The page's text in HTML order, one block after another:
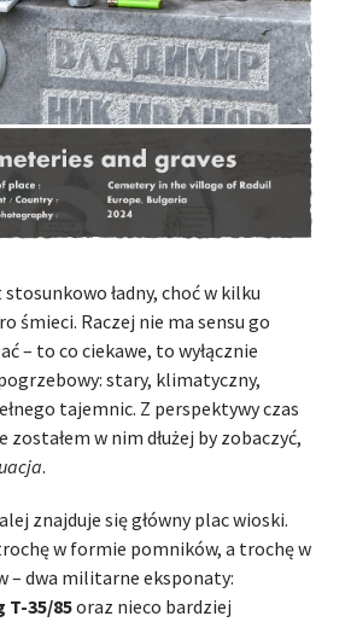
ładny, choć w kilku
śmieci. Raczej nie ma sensu go
– to co ciekawe, to wyłącznie
stary, klimatyczny,
tajemnic. Z perspektywy czas
zostałem w nim dłużej by zobaczyć,
.
znajduje się główny plac wioski.
w formie pomników, a trochę w
– dwa militarne eksponaty:
T-35/85oraz nieco bardziej